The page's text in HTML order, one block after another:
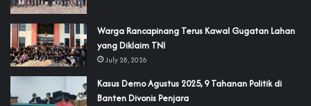
‎Warga Rancapinang Terus Kawal Gugatan Lahan
yang Diklaim TNI‎‎
July 28, 2026
‎Kasus Demo Agustus 2025, 9 Tahanan Politik di
Banten Divonis Penjara